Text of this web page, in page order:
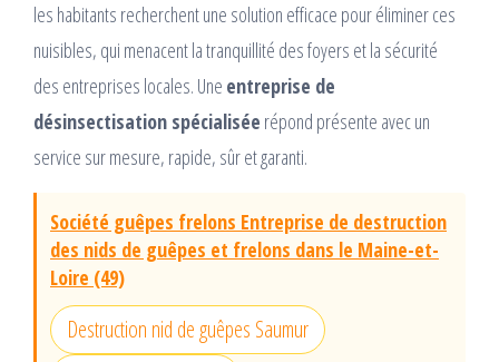
les habitants recherchent une solution efficace pour éliminer ces
nuisibles, qui menacent la tranquillité des foyers et la sécurité
des entreprises locales. Une entreprise de
désinsectisation spécialisée répond présente avec un
service sur mesure, rapide, sûr et garanti.
Société guêpes frelons Entreprise de destruction
des nids de guêpes et frelons dans le Maine-et-
Loire (49)
Destruction nid de guêpes Saumur